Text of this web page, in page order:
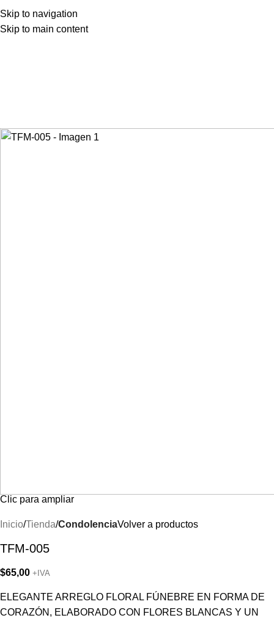
Skip to navigation
Skip to main content
Clic para ampliar
Inicio Tienda CondolenciaVolver a productos
TFM-005
$65,00 +IVA
ELEGANTE ARREGLO FLORAL FÚNEBRE EN FORMA DE
CORAZÓN, ELABORADO CON FLORES BLANCAS Y UN